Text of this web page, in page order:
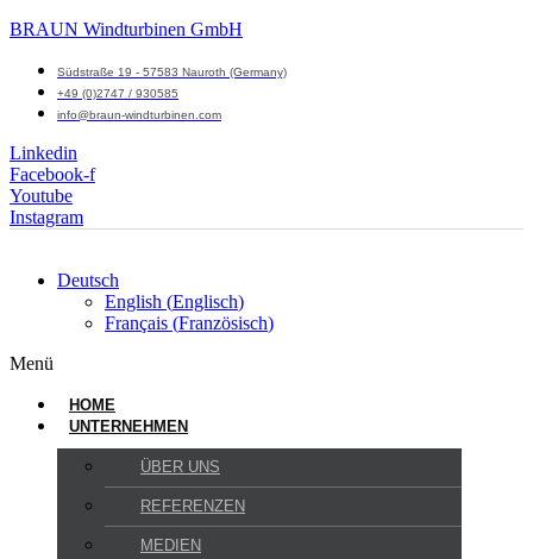
BRAUN Windturbinen GmbH
Südstraße 19 - 57583 Nauroth (Germany)
+49 (0)2747 / 930585
info@braun-windturbinen.com
Linkedin
Facebook-f
Youtube
Instagram
Deutsch
English (Englisch)
Français (Französisch)
Menü
HOME
UNTERNEHMEN
ÜBER UNS
REFERENZEN
MEDIEN